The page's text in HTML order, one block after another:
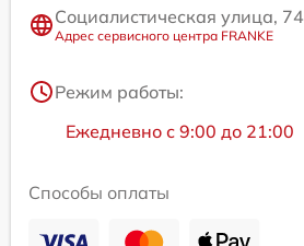
Социалистическая улица, 74
Адрес сервисного центра FRANKE
Режим работы:
Ежедневно с 9:00 до 21:00
Способы оплаты